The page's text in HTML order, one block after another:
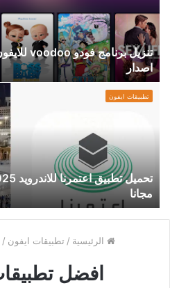
للايفون
وللاندرويد
2025
اخر
اصدار
اصدار
تحميل
تطبيق
الحج
بالعربي
مجانا
تطبيقات ايفون
مجانا
الرئيسية / تطبيقات ايفون /
افضل